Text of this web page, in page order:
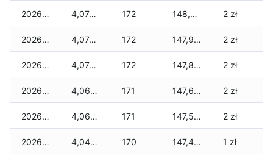
2026-06-06 4,074 zł 172 148,007 zł 2 zł
2026-06-05 4,074 zł 172 147,917 zł 2 zł
2026-06-04 4,074 zł 172 147,819 zł 2 zł
2026-06-03 4,066 zł 171 147,681 zł 2 zł
2026-06-02 4,066 zł 171 147,523 zł 2 zł
2026-06-01 4,046 zł 170 147,473 zł 1 zł